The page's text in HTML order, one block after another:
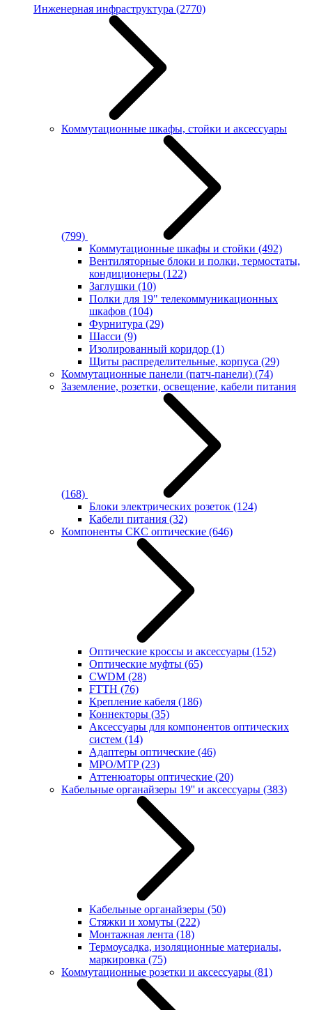
Инженерная инфраструктура (2770)
Коммутационные шкафы, стойки и аксессуары
(799)
Коммутационные шкафы и стойки (492)
Вентиляторные блоки и полки, термостаты,
кондиционеры (122)
Заглушки (10)
Полки для 19" телекоммуникационных
шкафов (104)
Фурнитура (29)
Шасси (9)
Изолированный коридор (1)
Щиты распределительные, корпуса (29)
Коммутационные панели (патч-панели) (74)
Заземление, розетки, освещение, кабели питания
(168)
Блоки электрических розеток (124)
Кабели питания (32)
Компоненты СКС оптические (646)
Оптические кроссы и аксессуары (152)
Оптические муфты (65)
CWDM (28)
FTTH (76)
Крепление кабеля (186)
Коннекторы (35)
Аксессуары для компонентов оптических
систем (14)
Адаптеры оптические (46)
MPO/MTP(23)
Аттенюаторы оптические (20)
Кабельные органайзеры 19'' и аксессуары (383)
Кабельные органайзеры (50)
Стяжки и хомуты (222)
Монтажная лента (18)
Термоусадка, изоляционные материалы,
маркировка (75)
Коммутационные розетки и аксессуары (81)